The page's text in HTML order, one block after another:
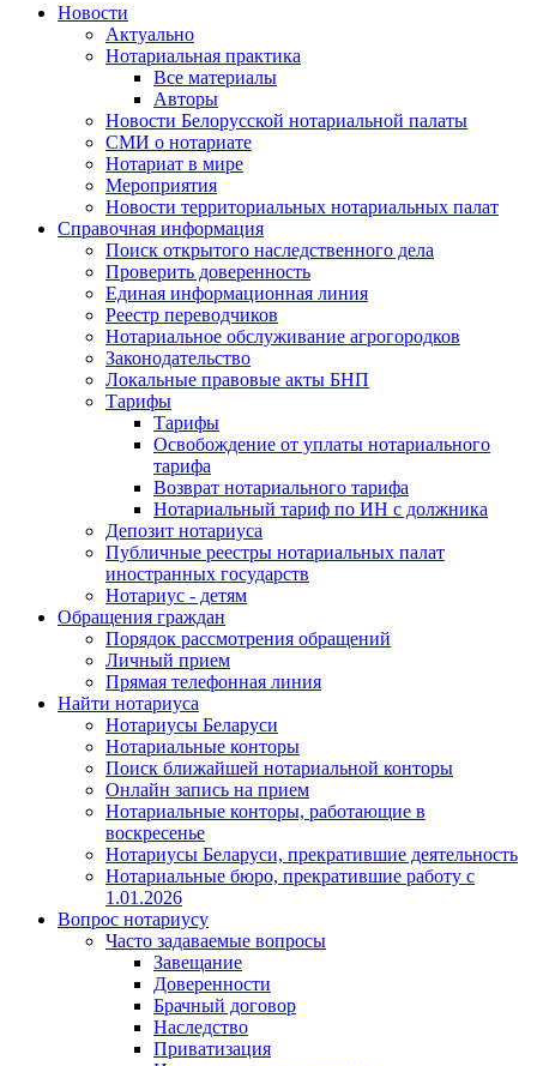
Новости
Актуально
Нотариальная практика
Все материалы
Авторы
Новости Белорусской нотариальной палаты
СМИ о нотариате
Нотариат в мире
Мероприятия
Новости территориальных нотариальных палат
Справочная информация
Поиск открытого наследственного дела
Проверить доверенность
Единая информационная линия
Реестр переводчиков
Нотариальное обслуживание агрогородков
Законодательство
Локальные правовые акты БНП
Тарифы
Тарифы
Освобождение от уплаты нотариального
тарифа
Возврат нотариального тарифа
Нотариальный тариф по ИН с должника
Депозит нотариуса
Публичные реестры нотариальных палат
иностранных государств
Нотариус - детям
Обращения граждан
Порядок рассмотрения обращений
Личный прием
Прямая телефонная линия
Найти нотариуса
Нотариусы Беларуси
Нотариальные конторы
Поиск ближайшей нотариальной конторы
Онлайн запись на прием
Нотариальные конторы, работающие в
воскресенье
Нотариусы Беларуси, прекратившие деятельность
Нотариальные бюро, прекратившие работу с
1.01.2026
Вопрос нотариусу
Часто задаваемые вопросы
Завещание
Доверенности
Брачный договор
Наследство
Приватизация